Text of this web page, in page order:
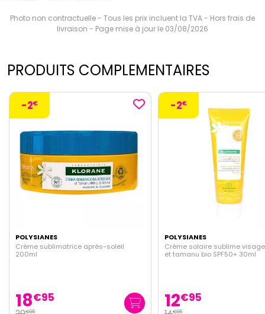
Photo non contractuelle - Tous les prix incluent la TVA - Hors frais de
livraison - Page mise à jour le 03/08/2026
PRODUITS COMPLEMENTAIRES
-2
POLYSIANES
Crème solaire sublime visage monoi
et tamanu bio SPF50+ 30ml
12€95
€
-2
POLYSIANES
Huile réparatrice après-
15€95
€